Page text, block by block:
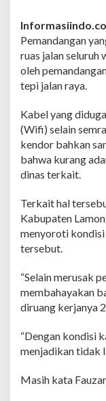
i
i
Pemandangan
ruas jalan seluruh
oleh
tepi jalan raya.
Kabel yang
(Wifi) selain
kendor bahkan
bahwa kurang
dinas terkait.
Terkait hal
Kabupaten
menyoroti
tersebut.
“Selain merusak
membahayakan
diruang kerjanya
“Dengan kondisi
menjadikan tidak
Masih kata